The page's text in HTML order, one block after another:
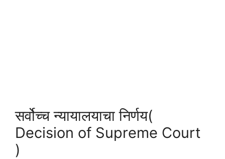
सर्वोच्च न्यायालयाचा निर्णय(
Decision of Supreme Court
)